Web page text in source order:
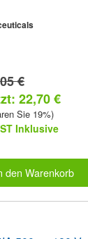
€
22,70 €
Sie 19%)
Inklusive
den Warenkorb